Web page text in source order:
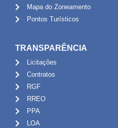
Mapa do Zoneamento
Pontos Turísticos
TRANSPARÊNCIA
Licitações
Contratos
RGF
RREO
PPA
LOA